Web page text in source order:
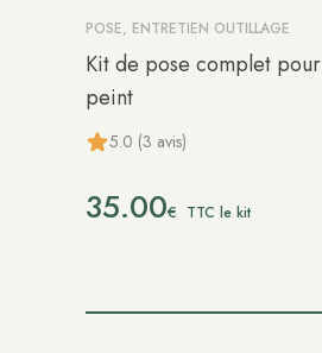
POSE, ENTRETIEN OUTILLAGE
Kit de pose complet
peint
5.0 (3 avis)
35.00€ TTC le kit